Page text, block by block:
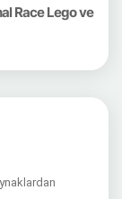
Race Lego ve